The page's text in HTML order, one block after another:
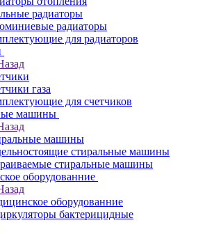
радиаторы
радиаторы
для радиаторов
газа
для счетчиков
машины
машины
стиральные машины
стиральные машины
оборудованние
оборудованние
бактерицидные